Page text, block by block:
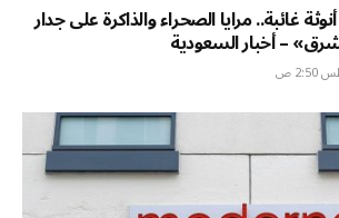
غائبة.. مرايا الصحراء والذاكرة على جدار
– أخبار السعودية